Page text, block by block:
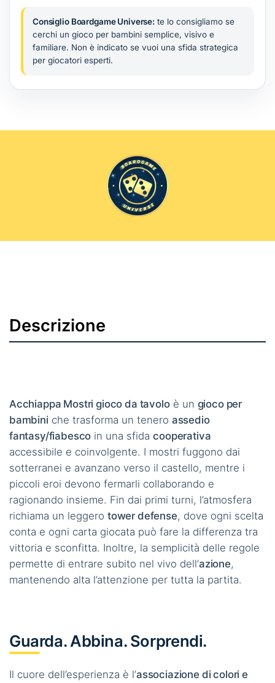
Consiglio Boardgame Universe: te lo consigliamo se
cerchi un gioco per bambini semplice, visivo e
familiare. Non è indicato se vuoi una sfida strategica
per giocatori esperti.
Descrizione
Acchiappa Mostri gioco da tavoloè un gioco per
bambini che trasforma un tenero assedio
fantasy/fiabesco in una sfidacooperativa
accessibile e coinvolgente. I mostri fuggono dai
sotterranei e avanzano verso il castello, mentre i
piccoli eroi devono fermarli collaborando e
ragionando insieme. Fin dai primi turni, l’atmosfera
richiama un leggero tower defense, dove ogni scelta
conta e ogni carta giocata può fare la differenza tra
vittoria e sconfitta. Inoltre, la semplicità delle regole
permette di entrare subito nel vivo dell’azione,
mantenendo alta l’attenzione per tutta la partita.
Guarda. Abbina. Sorprendi.
Il cuore dell’esperienza è l’associazione di colori e